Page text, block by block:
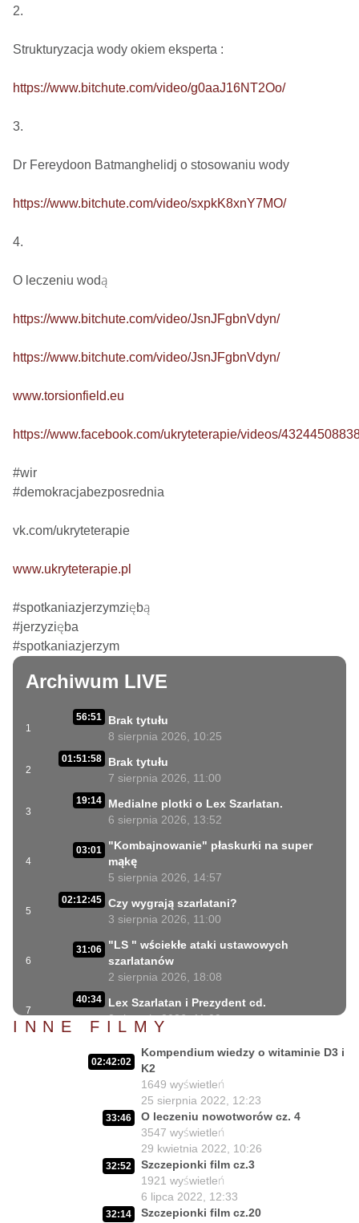
2.
Strukturyzacja wody okiem eksperta :
https://www.bitchute.com/video/g0aaJ16NT2Oo/
3.
Dr Fereydoon Batmanghelidj o stosowaniu wody
https://www.bitchute.com/video/sxpkK8xnY7MO/
4.
O leczeniu wodą
https://www.bitchute.com/video/JsnJFgbnVdyn/
https://www.bitchute.com/video/JsnJFgbnVdyn/
www.torsionfield.eu
https://www.facebook.com/ukryteterapie/videos/
#wir
#demokracjabezposrednia
vk.com/ukryteterapie
www.ukryteterapie.pl
#spotkaniazjerzymziębą
#jerzyzięba
#spotkaniazjerzym
Archiwum LIVE
1
56:51
Brak tytułu
8 sierpnia 2026, 10:25
2
01:51:58
Brak tytułu
7 sierpnia 2026, 11:00
3
19:14
Medialne plotki o Lex Szarlatan.
6 sierpnia 2026, 13:52
4
03:01
"Kombajnowanie" płaskurki na super
mąkę
5 sierpnia 2026, 14:57
5
02:12:45 Czy wygrają szarlatani?
3 sierpnia 2026, 11:00
6
31:06
"LS " wściekłe ataki ustawowych
szarlatanów
2 sierpnia 2026, 18:08
7
40:34
Lex Szarlatan i Prezydent cd.
2 sierpnia 2026, 11:09
1 sierpnia 2026, 16:01
Szczepionkowa bańka w końcu pękła!
1 sierpnia 2026, 10:02
NIESPODZIANKA u Prezydenta
Nawrockiego!!
30 lipca 2026, 15:45
Czy Prezydent uratuje chorych
Polaków?
29 lipca 2026, 11:00
INNE FILMY
02:42:02
Kompendium wiedzy o witaminie D3 i
K2
1649 wyświetleń
25 sierpnia 2022, 12:23
33:46
O leczeniu nowotworów cz. 4
3547 wyświetleń
29 kwietnia 2022, 10:26
32:52
Szczepionki film cz.3
1921 wyświetleń
6 lipca 2022, 12:33
32:14
Szczepionki film cz.20